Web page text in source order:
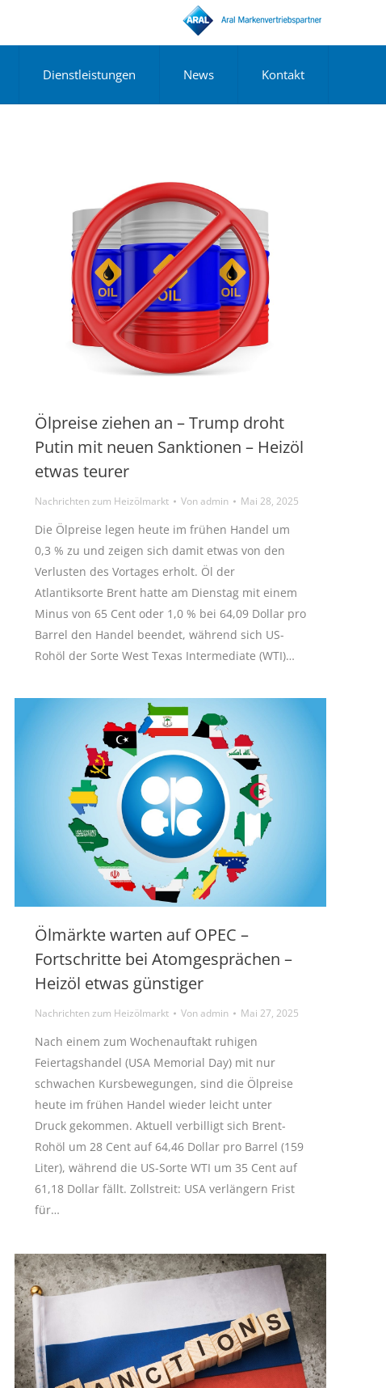
Dienstleistungen News Kontakt
Ölpreise ziehen an – Trump droht
Putin mit neuen Sanktionen – Heizöl
etwas teurer
Nachrichten zum Heizölmarkt Vonadmin Mai 28, 2025
Die Ölpreise legen heute im frühen Handel um
0,3 % zu und zeigen sich damit etwas von den
Verlusten des Vortages erholt. Öl der
Atlantiksorte Brent hatte am Dienstag mit einem
Minus von 65 Cent oder 1,0 % bei 64,09 Dollar pro
Barrel den Handel beendet, während sich US-
Rohöl der Sorte West Texas Intermediate (WTI)…
Ölmärkte warten auf OPEC –
Fortschritte bei Atomgesprächen –
Heizöl etwas günstiger
Nachrichten zum Heizölmarkt Vonadmin Mai 27, 2025
Nach einem zum Wochenauftakt ruhigen
Feiertagshandel (USA Memorial Day) mit nur
schwachen Kursbewegungen, sind die Ölpreise
heute im frühen Handel wieder leicht unter
Druck gekommen. Aktuell verbilligt sich Brent-
Rohöl um 28 Cent auf 64,46 Dollar pro Barrel (159
Liter), während die US-Sorte WTI um 35 Cent auf
61,18 Dollar fällt. Zollstreit: USA verlängern Frist
für…